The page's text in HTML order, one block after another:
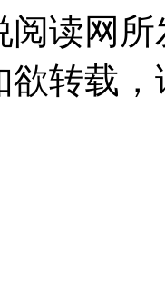
阅读网
欲转载